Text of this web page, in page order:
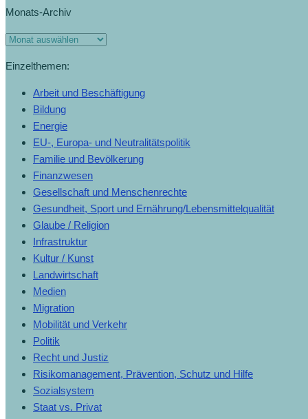
Monats-Archiv
Monats-
Einzelthemen:
Arbeit und Beschäftigung
Bildung
Energie
EU-, Europa- und Neutralitätspolitik
Familie und Bevölkerung
Finanzwesen
Gesellschaft und Menschenrechte
Gesundheit, Sport und Ernährung/Lebensmittelqualität
Glaube / Religion
Infrastruktur
Kultur / Kunst
Landwirtschaft
Medien
Migration
Mobilität und Verkehr
Politik
Recht und Justiz
Risikomanagement, Prävention, Schutz und Hilfe
Sozialsystem
Staat vs. Privat